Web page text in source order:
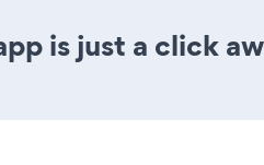
is just a click